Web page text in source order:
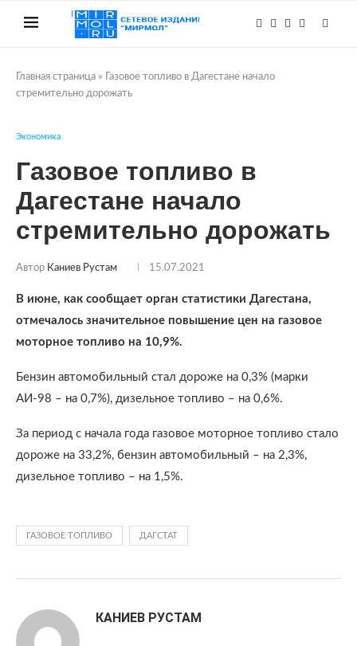
Главная страница »
Газовое топливо в Дагестане начало
стремительно дорожать
Экономика
Газовое топливо в
Дагестане начало
стремительно дорожать
Автор Каниев Рустам 15.07.2021
В июне, как сообщает орган статистики Дагестана,
отмечалось значительное повышение цен на газовое
моторное топливо на 10,9%.
Бензин автомобильный стал дороже на 0,3% (марки
АИ-98 – на 0,7%), дизельное топливо – на 0,6%.
За период с начала года газовое моторное топливо стало
дороже на 33,2%, бензин автомобильный – на 2,3%,
дизельное топливо – на 1,5%.
ГАЗОВОЕ ТОПЛИВО ДАГСТАТ
КАНИЕВ РУСТАМ